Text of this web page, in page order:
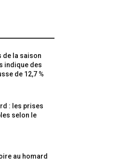
de la saison
indique des
de 12,7 %
: les prises
selon le
au homard